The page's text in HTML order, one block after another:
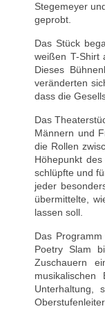
Stegemeyer
geprobt.
Das Stück
weißen T-Shirt
Dieses
veränderten
dass die
Das
Männern und
die Rollen
Höhepunkt
schlüpfte und
jeder
übermittelte,
lassen soll.
Das
Poetry Slam
Zuschauern
Unterhaltung,